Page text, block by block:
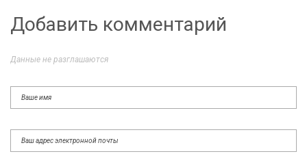
Добавить комментарий
Данные не разглашаются